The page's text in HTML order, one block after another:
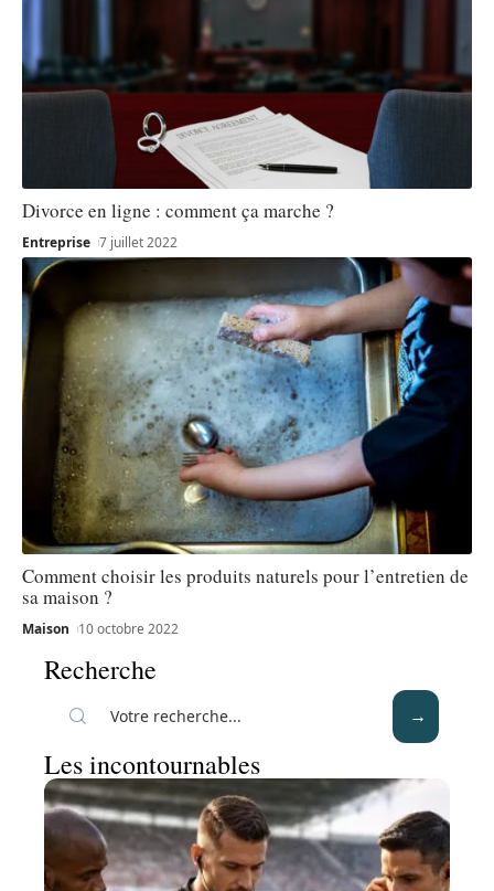
Divorce en ligne : comment ça marche ?
Entreprise 7 juillet 2022
Comment choisir les produits naturels pour l’entretien de
sa maison ?
Maison 10 octobre 2022
Recherche
Les incontournables